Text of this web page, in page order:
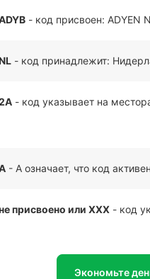
- код присвоен: ADYEN
- код принадлежит:
- код указывает на
- A означает, что код активен
присвоено или XXX - код
Экономьте